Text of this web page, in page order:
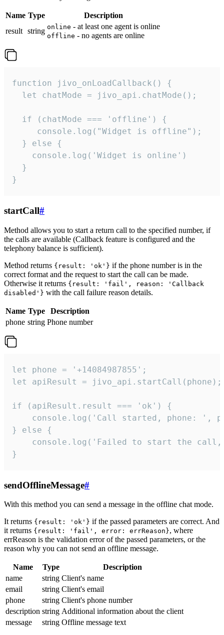
Name Type
Description
result string online - at least one agent is online
offline - no agents are online
function jivo_onLoadCallback() {
  let chatMode = jivo_api.chatMode();
  if (chatMode === 'offline') {
     console.log("Widget is offline");
  } else {
    console.log('Widget is online')
  }
}
startCall#
Method allows you to start a return call to the specified number, if
the calls are available (Callback feature is configured and the
telephony balance is sufficient).
Method returns {result: 'ok'} if the phone number is in the
correct format and the request to start the call can be made.
Otherwise it returns {result: 'fail', reason: 'Callback
disabled'} with the call failure reason details.
Name Type
Description
phone string Phone number
let phone = '+14084987855';
let apiResult = jivo_api.startCall(phone);
if (apiResult.result === 'ok') {
console.log('Call started, phone: ',
} else {
console.log('Failed to start the
}
sendOfflineMessage#
With this method you can send a message in the offline chat mode.
It returns {result: 'ok'} if the passed parameters are correct. And
it returns {result: 'fail', error: errReason}, where
errReason is the validation error of the passed parameters, or the
reason why you can not send an offline message.
Name Type
Description
name
string Client's name
email
string Client's email
phone
string Client's phone number
description string Additional information about the client
message
string Offline message text